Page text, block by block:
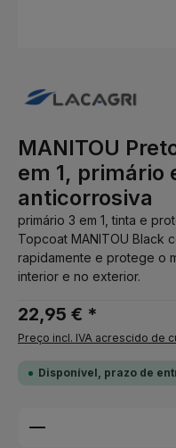
MANITOU
em 1, primário
anticorrosiva
primário 3 em 1, tinta e
Topcoat MANITOU Black
rapidamente e protege o
interior e no exterior.
22,95 € *
Preço incl. IVA acrescido de
Disponível, prazo de
Quantidade do